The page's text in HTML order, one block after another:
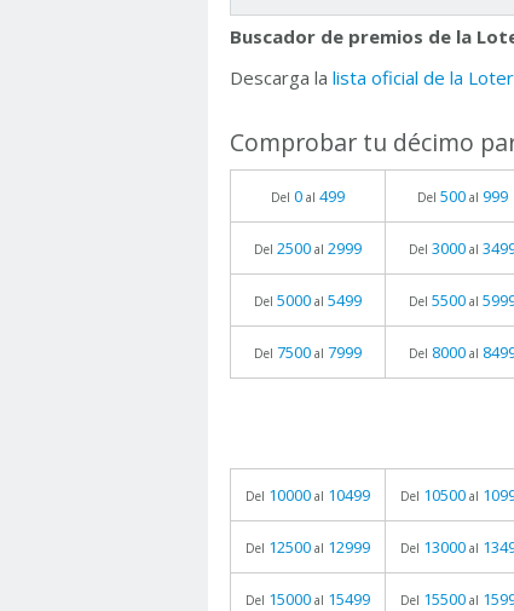
Buscador de premios de la
Descarga la lista oficial de la
Comprobar tu décimo
Del 0 al 499 Del 500 al 999
Del 2500 al 2999 Del 3000 al
Del 5000 al 5499 Del 5500 al
Del 7500 al 7999 Del 8000 al
Del 10000 al 10499 Del 10500 al
Del 12500 al 12999 Del 13000 al
Del 15000 al 15499 Del 15500 al